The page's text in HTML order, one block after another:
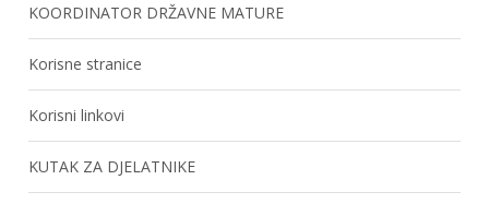
KOORDINATOR DRŽAVNE MATURE
Korisne stranice
Korisni linkovi
KUTAK ZA DJELATNIKE